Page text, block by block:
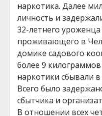
наркотика. Далее
личность и
32-летнего
проживающего в
домике садового
более 9
наркотики сбывали
Всего было
сбытчика и
В отношении всех